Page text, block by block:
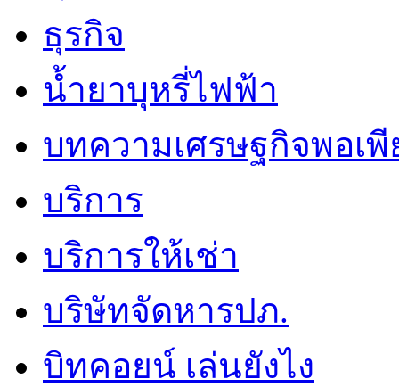
ธุรกิจ
น้ำยาบุหรี่ไฟฟ้า
บทความเศรษฐกิจพอเพี
บริการ
บริการให้เช่า
บริษัทจัดหารปภ.
บิทคอยน์ เล่นยังไง